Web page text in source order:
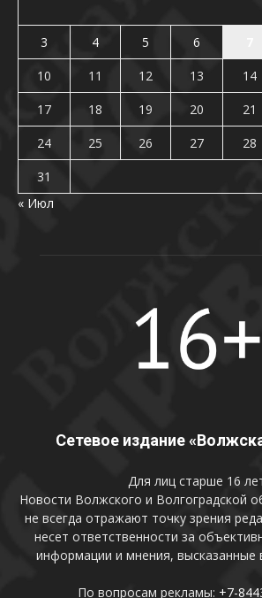
3
4 5 6
10
11 12 13 14
17
18 19 20 21
24
25 26 27 28
31
« Июл
Сетевое издание
Для лиц старше 16
Новости Волжского и Волгоградской
не всегда отражают точку зрения
несет ответственности за
информации и мнения, высказанные
По вопросам рекламы: +7-